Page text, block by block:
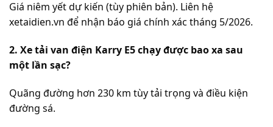
Giá niêm yết dự kiến (tùy phiên bản). Liên hệ
xetaidien.vn để nhận báo giá chính xác tháng 5/2026.
2. Xe tải van điện Karry E5 chạy được bao xa sau
một lần sạc?
Quãng đường hơn 230 km tùy tải trọng và điều kiện
đường sá.